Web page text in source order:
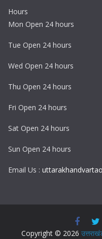
Hours
Mon Open 24 hours
Tue Open 24 hours
Wed Open 24 hours
Thu Open 24 hours
Fri Open 24 hours
Sat Open 24 hours
Sun Open 24 hours
Email Us :
Copyright © 2026